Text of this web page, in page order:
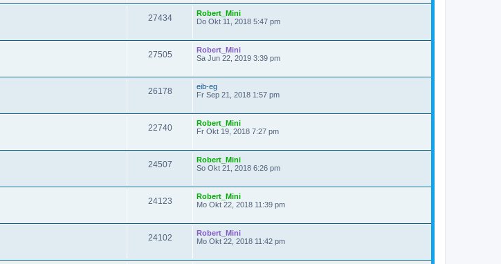
27434
Robert_Mini
Do Okt 11, 2018 5:47 pm
27505
Robert_Mini
Sa Jun 22, 2019 3:39 pm
26178
eib-eg
Fr Sep 21, 2018 1:57 pm
22740
Robert_Mini
Fr Okt 19, 2018 7:27 pm
24507
Robert_Mini
So Okt 21, 2018 6:26 pm
24123
Robert_Mini
Mo Okt 22, 2018 11:39 pm
24102
Robert_Mini
Mo Okt 22, 2018 11:42 pm